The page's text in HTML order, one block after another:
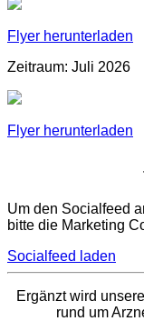
Flyer herunterladen
Zeitraum: Juli 2026
Flyer herunterladen
Um den Socialfeed
bitte die Marketing
Socialfeed laden
Ergänzt wird
rund um